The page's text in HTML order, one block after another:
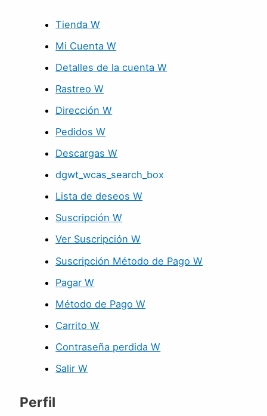
Tienda W
Mi Cuenta W
Detalles de la cuenta W
Rastreo W
Dirección W
Pedidos W
Descargas W
dgwt_wcas_search_box
Lista de deseos W
Suscripción W
Ver Suscripción W
Suscripción Método de Pago W
Pagar W
Método de Pago W
Carrito W
Contraseña perdida W
Salir W
Perfil